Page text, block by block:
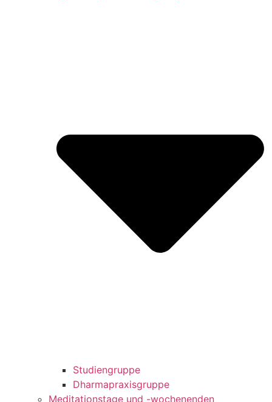
Studiengruppe
Dharmapraxisgruppe
Meditationstage und -wochenenden